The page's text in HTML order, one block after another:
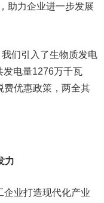
助力企业进一步发展
们引入了生物质发电
发电量1276万千瓦
费优惠政策，两全其
力
企业打造现代化产业